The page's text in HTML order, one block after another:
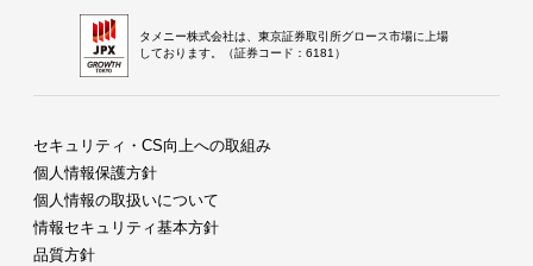
タメニー株式会社は、東京証券取引所グロース市場に上場
しております。（証券コード：6181）
セキュリティ・CS向上への取組み
個人情報保護方針
個人情報の取扱いについて
情報セキュリティ基本方針
品質方針